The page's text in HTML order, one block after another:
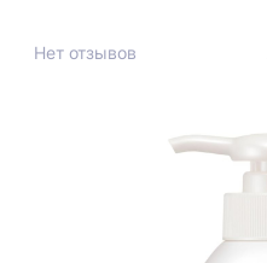
Нет отзывов